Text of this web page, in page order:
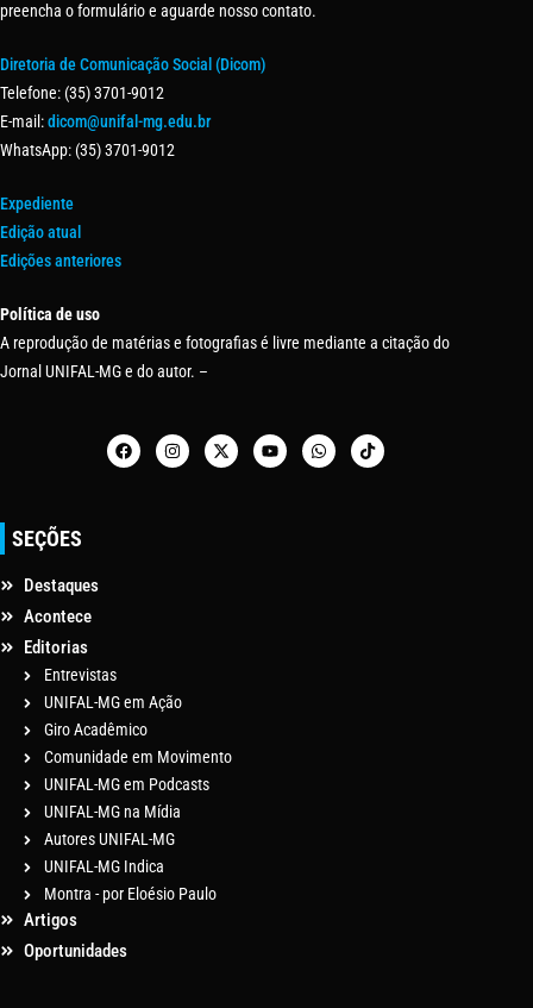
preencha o formulário e aguarde nosso contato.
Diretoria de Comunicação Social (Dicom)
Telefone: (35) 3701-9012
E-mail:dicom@unifal-mg.edu.br
WhatsApp: (35) 3701-9012
Expediente
Edição atual
Edições anteriores
Política de uso
A reprodução de matérias e fotografias é livre mediante a citação do
Jornal UNIFAL-MG e do autor. –
SEÇÕES
Destaques
Acontece
Editorias
Entrevistas
UNIFAL-MG em Ação
Giro Acadêmico
Comunidade em Movimento
UNIFAL-MG em Podcasts
UNIFAL-MG na Mídia
Autores UNIFAL-MG
UNIFAL-MG Indica
Montra - por Eloésio Paulo
Artigos
Oportunidades